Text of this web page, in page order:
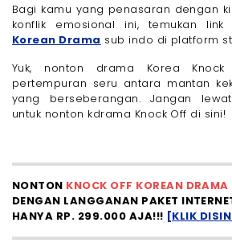
Bagi kamu yang penasaran dengan
konflik emosional ini, temukan link
Korean Drama sub indo di platform
Yuk, nonton drama Korea
pertempuran seru antara mantan
yang berseberangan. Jangan
untuk nonton kdrama Knock Off di sini!
NONTON KNOCK OFF KOREAN DRAMA
DENGAN LANGGANAN PAKET
HANYA RP. 299.000 AJA!!! [KLIK